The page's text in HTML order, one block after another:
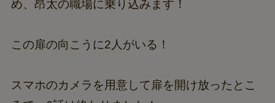
め、昂太の職場に乗り込みます！
この扉の向こうに2人がいる！
スマホのカメラを用意して扉を開け放ったとこ